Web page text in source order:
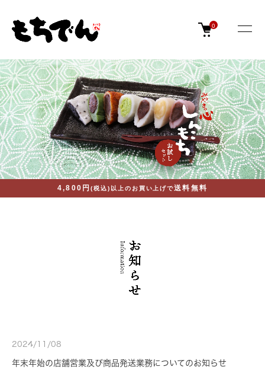
0
4,800円(税込)以上のお買い上げで送料無料
2024/11/08
年末年始の店舗営業及び商品発送業務についてのお知らせ